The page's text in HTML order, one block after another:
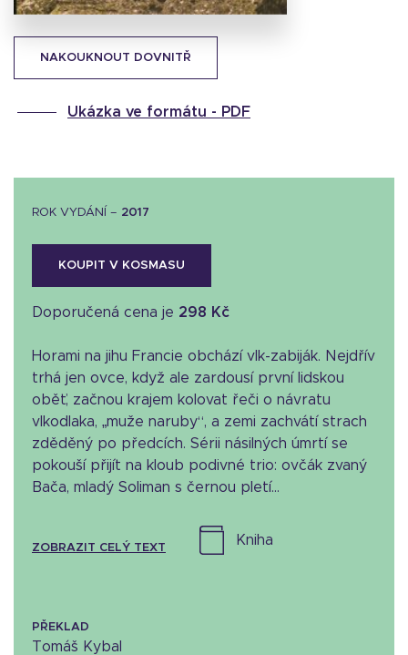
NAKOUKNOUT DOVNITŘ
Ukázka ve formátu - PDF
ROK VYDÁNÍ – 2017
KOUPIT V KOSMASU
Doporučená cena je 298 Kč
Horami na jihu Francie obchází vlk-zabiják. Nejdřív
trhá jen ovce, když ale zardousí první lidskou
oběť, začnou krajem kolovat řeči o návratu
vlkodlaka, „muže naruby“, a zemi zachvátí strach
zděděný po předcích. Sérii násilných úmrtí se
pokouší přijít na kloub podivné trio: ovčák zvaný
Bača, mladý Soliman s černou pletí...
ZOBRAZIT CELÝ TEXT
kniha
PŘEKLAD
Tomáš Kybal